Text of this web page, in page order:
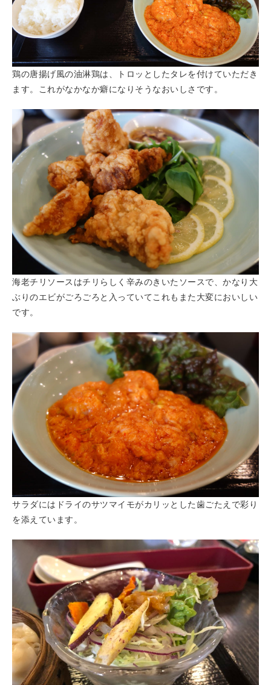
鶏の唐揚げ風の油淋鶏は、トロッとしたタレを付けていただき
ます。これがなかなか癖になりそうなおいしさです。
海老チリソースはチリらしく辛みのきいたソースで、かなり大
ぶりのエビがごろごろと入っていてこれもまた大変においしい
です。
サラダにはドライのサツマイモがカリッとした歯ごたえで彩り
を添えています。